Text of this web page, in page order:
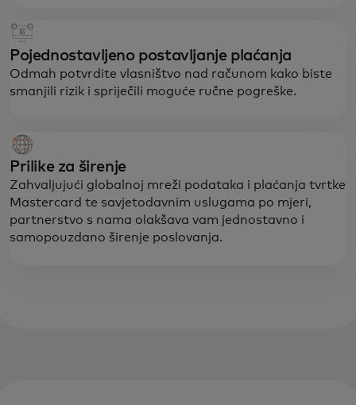
Pojednostavljeno postavljanje plaćanja
Odmah potvrdite vlasništvo nad računom kako biste
smanjili rizik i spriječili moguće ručne pogreške.
Prilike za širenje
Zahvaljujući globalnoj mreži podataka i plaćanja tvrtke
Mastercard te savjetodavnim uslugama po mjeri,
partnerstvo s nama olakšava vam jednostavno i
samopouzdano širenje poslovanja.